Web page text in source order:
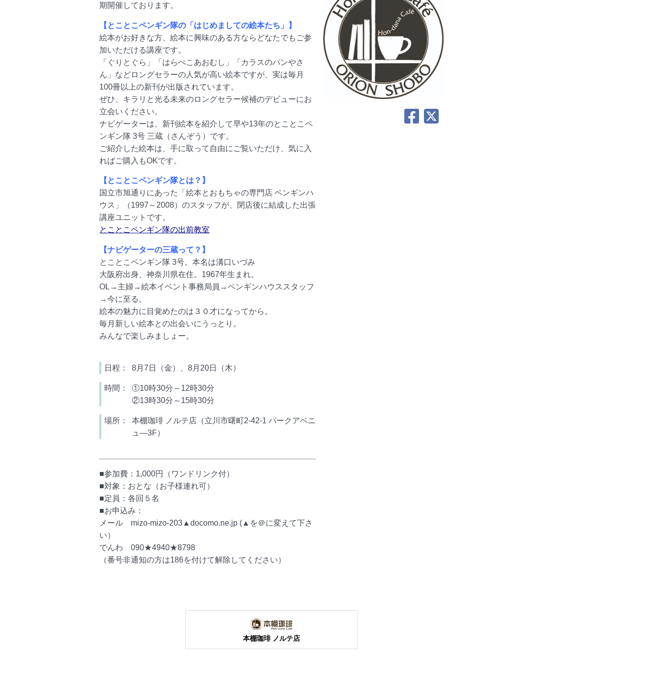
期開催しております。
【とことこペンギン隊の「はじめましての絵本たち」】
絵本がお好きな方、絵本に興味のある方ならどなたでもご参
加いただける講座です。
「ぐりとぐら」「はらぺこあおむし」「カラスのパンやさ
ん」などロングセラーの人気が高い絵本ですが、実は毎月
100冊以上の新刊が出版されています。
ぜひ、キラリと光る未来のロングセラー候補のデビューにお
立会いください。
ナビゲーターは、新刊絵本を紹介して早や13年のとことこペ
ンギン隊 3号 三蔵（さんぞう）です。
ご紹介した絵本は、手に取って自由にご覧いただけ、気に入
ればご購入もOKです。
【とことこペンギン隊とは？】
国立市旭通りにあった「絵本とおもちゃの専門店 ペンギンハ
ウス」（1997～2008）のスタッフが、閉店後に結成した出張
講座ユニットです。
とことこペンギン隊の出前教室
【ナビゲーターの三蔵って？】
とことこペンギン隊 3号。本名は溝口いづみ
大阪府出身、神奈川県在住。1967年生まれ。
OL→主婦→絵本イベント事務局員→ペンギンハウススタッフ
→今に至る。
絵本の魅力に目覚めたのは３０才になってから。
毎月新しい絵本との出会いにうっとり。
みんなで楽しみましょー。
日程： 8月7日（金）、8月20日（木）
時間：
①10時30分～12時30分
②13時30分～15時30分
場所：
本棚珈琲 ノルテ店（立川市曙町2-42-1 パークアベニ
ュ―3F）
■参加費：1,000円（ワンドリンク付）
■対象：おとな（お子様連れ可）
■定員：各回５名
■お申込み：
メール mizo-mizo-203▲docomo.ne.jp (▲を＠に変えて下さ
い）
でんわ 090★4940★8798
（番号非通知の方は186を付けて解除してください）
本棚珈琲 ノルテ店